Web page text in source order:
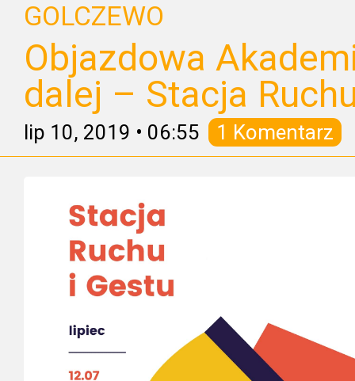
GOLCZEWO
Objazdowa
dalej – Stacja
lip 10, 2019 • 06:55 1 Komentarz